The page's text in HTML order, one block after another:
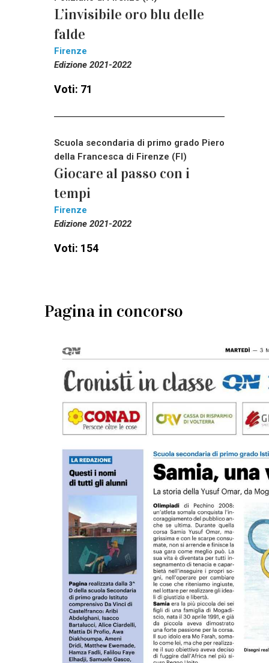
L’invisibile oro blu delle
falde
Firenze
Edizione 2021-2022
Voti: 71
Scuola secondaria di primo grado Piero
della Francesca di Firenze (FI)
Giocare al passo con i
tempi
Firenze
Edizione 2021-2022
Voti: 154
Pagina in concorso